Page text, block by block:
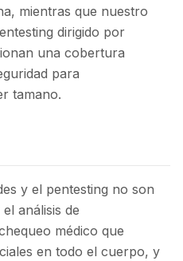
mientras que nuestro
dirigido por
una cobertura
para
tamano.
y el pentesting no son
análisis de
médico que
en todo el cuerpo, y